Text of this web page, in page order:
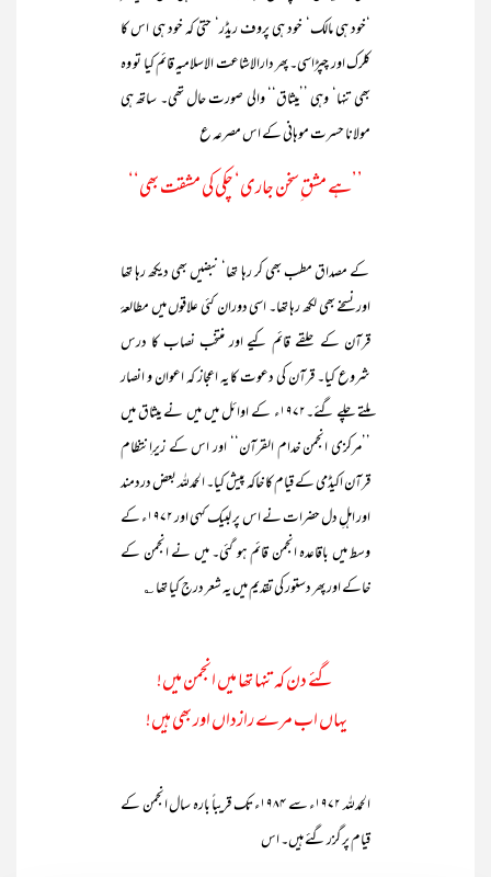
‘خود ہی مالک‘ خود ہی پروف ریڈر‘ حتیٰ کہ خود ہی اس کا
کلرک اور چپڑاسی۔ پھر دارالاشاعت الاسلامیہ قائم کیا تو وہ
بھی تنہا‘ وہی ’’میثاق‘‘ والی صورت حال تھی۔ ساتھ ہی
مولانا حسرت موہانی کے اس مصرعہ ع
’’ہے مشق ِسخن جاری‘ چکی کی مشقت بھی‘‘
کے مصداق مطب بھی کر رہا تھا‘ نبضیں بھی دیکھ رہا تھا
اور نسخے بھی لکھ رہا تھا۔ اسی دوران کئی علاقوں میں مطالعۂ
قرآن کے حلقے قائم کیے اور منتخب نصاب کا درس
شروع کیا۔ قرآن کی دعوت کا یہ اعجاز کہ اعوان و انصار
ملتے چلے گئے۔۱۹۷۲ء کے اوائل میں میں نے میثاق میں
’’مرکزی انجمن خدام القرآن‘‘ اور اس کے زیرِانتظام
قرآن اکیڈمی کے قیام کا خاکہ پیش کیا۔ الحمدللہ بعض دردمند
اور اہلِ دل حضرات نے اس پر لبیک کہی اور ۱۹۷۲ء کے
وسط میں باقاعدہ انجمن قائم ہو گئی۔ میں نے انجمن کے
خاکے اور پھر دستور کی تقدیم میں یہ شعر درج کیا تھا ؎
گئے دن کہ تنہا تھا میں انجمن میں!
یہاں اب مرے رازداں اور بھی ہیں!
الحمدللہ ۱۹۷۲ء سے ۱۹۸۴ء تک قریباً بارہ سال انجمن کے
قیام پر گزر گئے ہیں۔ اس